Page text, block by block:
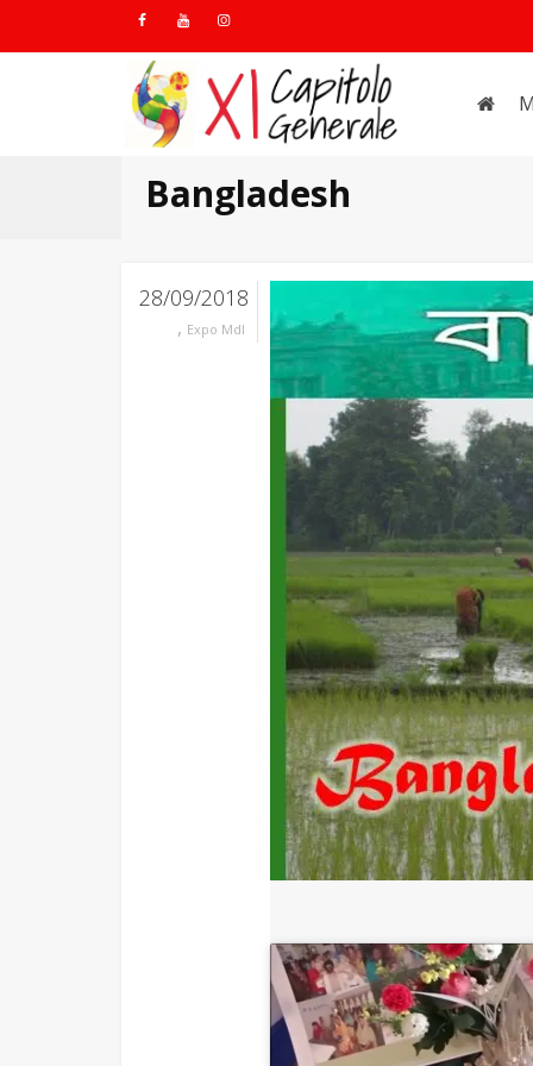
Bangladesh
28/09/2018
, Expo MdI